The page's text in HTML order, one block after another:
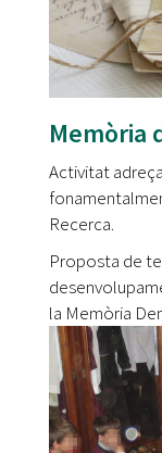
Memòria
Activitat
Recerca.
Proposta de
la Memòria